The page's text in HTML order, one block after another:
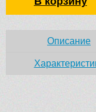
Описание